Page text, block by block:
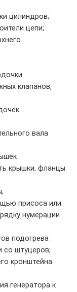
цилиндров;
цепи;
клапанов,
вала
крышки, фланцы
присоса или
нумерации
подогрева
со штуцеров;
кронштейна
генератора к